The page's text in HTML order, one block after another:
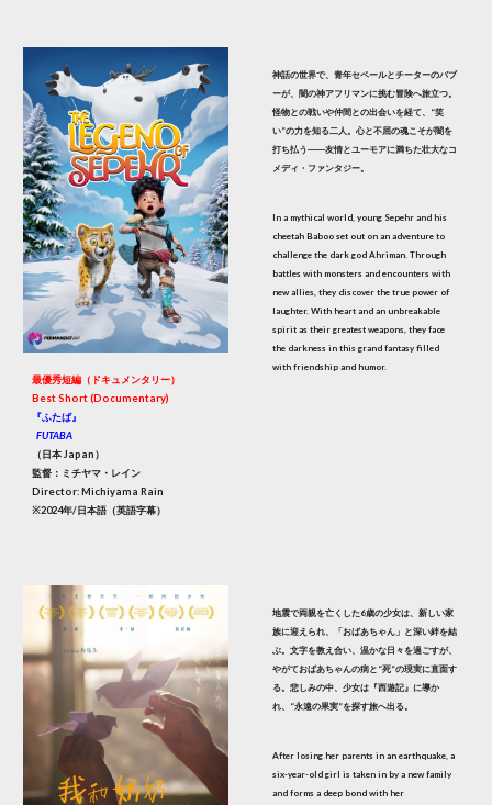
最優秀短編（ドキュメンタリー）
Best Short (Documentary)
『ふたば』
FUTABA
（日本 Japan）
監督：ミチヤマ・レイン
Director: Michiyama Rain
※2024年/日本語（英語字幕）
神話の世界で、青年セペールとチーターのバブ
ーが、闇の神アフリマンに挑む冒険へ旅立つ。
怪物との戦いや仲間との出会いを経て、“笑
い”の力を知る二人。心と不屈の魂こそが闇を
打ち払う――友情とユーモアに満ちた壮大なコ
メディ・ファンタジー。
In a mythical world, young Sepehr and his
cheetah Baboo set out on an adventure to
challenge the dark god Ahriman. Through
battles with monsters and encounters with
new allies, they discover the true power of
laughter. With heart and an unbreakable
spirit as their greatest weapons, they face
the darkness in this grand fantasy filled
with friendship and humor.
地震で両親を亡くした6歳の少女は、新しい家
族に迎えられ、「おばあちゃん」と深い絆を結
ぶ。文字を教え合い、温かな日々を過ごすが、
やがておばあちゃんの病と“死”の現実に直面す
る。悲しみの中、少女は『西遊記』に導か
れ、“永遠の果実”を探す旅へ出る。
After losing her parents in an earthquake, a
six-year-old girl is taken in by a new family
and forms a deep bond with her